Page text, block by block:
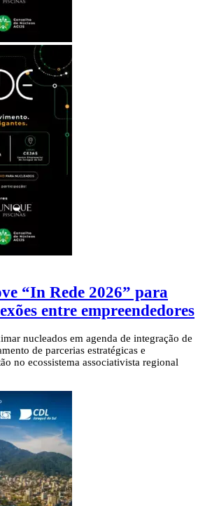
“In Rede 2026” para
entre empreendedores
nucleados em agenda de integração de
de parcerias estratégicas e
no ecossistema associativista regional